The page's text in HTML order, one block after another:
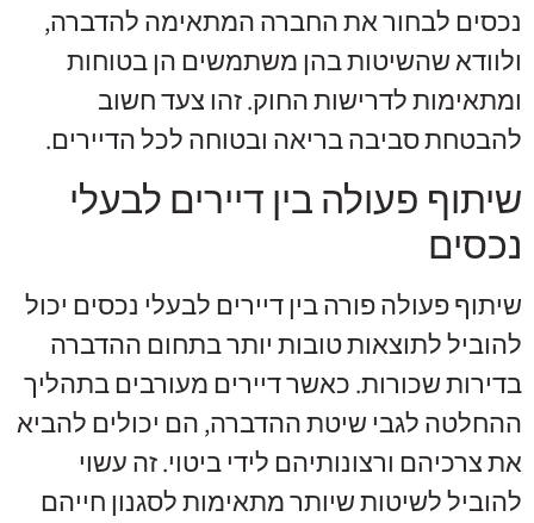
נכסים לבחור את החברה המתאימה להדברה,
ולוודא שהשיטות בהן משתמשים הן בטוחות
ומתאימות לדרישות החוק. זהו צעד חשוב
להבטחת סביבה בריאה ובטוחה לכל הדיירים.
שיתוף פעולה בין דיירים לבעלי
נכסים
שיתוף פעולה פורה בין דיירים לבעלי נכסים יכול
להוביל לתוצאות טובות יותר בתחום ההדברה
בדירות שכורות. כאשר דיירים מעורבים בתהליך
ההחלטה לגבי שיטת ההדברה, הם יכולים להביא
את צרכיהם ורצונותיהם לידי ביטוי. זה עשוי
להוביל לשיטות שיותר מתאימות לסגנון חייהם